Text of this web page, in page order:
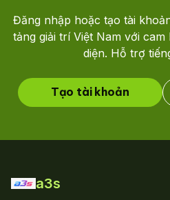
Đăng nhập hoặc tạo tài
tảng giải trí Việt Nam với
diện. Hỗ trợ
Tạo tài khoản
a3s